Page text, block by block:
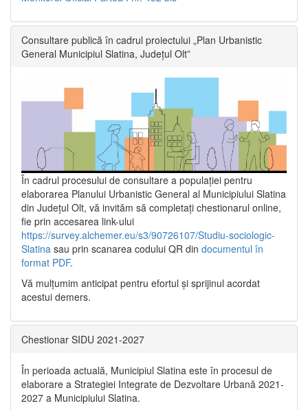
Consultare publică în cadrul proiectului „Plan Urbanistic
General Municipiul Slatina, Județul Olt”
În cadrul procesului de consultare a populaţiei pentru
elaborarea Planului Urbanistic General al Municipiului Slatina
din Județul Olt, vă invităm să completați chestionarul online,
fie prin accesarea link-ului
https://survey.alchemer.eu/s3/90726107/Studiu-sociologic-
Slatina sau prin scanarea codului QR din documentul în
format PDF.
Vă mulţumim anticipat pentru efortul şi sprijinul acordat
acestui demers.
Chestionar SIDU 2021-2027
În perioada actuală, Municipiul Slatina este în procesul de
elaborare a Strategiei Integrate de Dezvoltare Urbană 2021‐
2027 a Municipiului Slatina.